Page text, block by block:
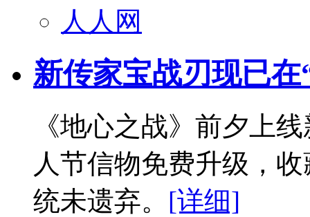
人人网
新传家宝战刃现已
《地心之战》前夕上
人节信物免费升级，
统未遗弃。 [详细]